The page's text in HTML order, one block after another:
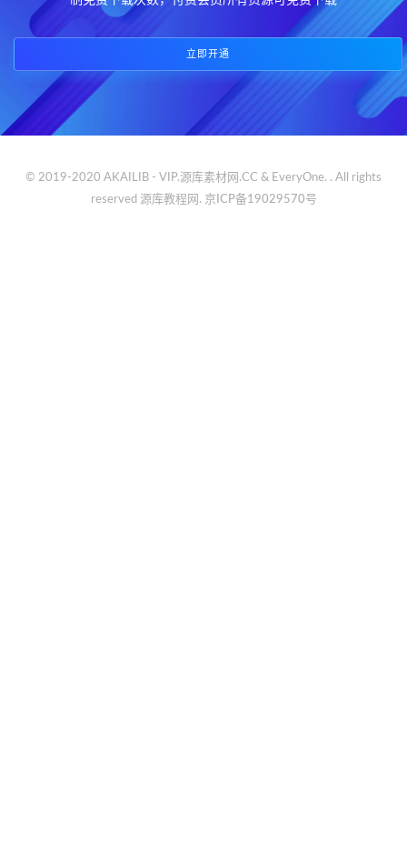
立即开通
© 2019-2020 AKAILIB - VIP.源库素材网.CC & EveryOne. . All rights
reserved 源库教程网. 京ICP备19029570号